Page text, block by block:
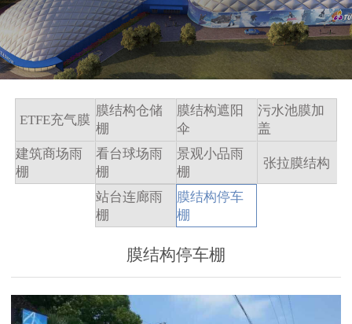
ETFE充气膜
膜结构仓储
棚
膜结构遮阳
伞
污水池膜加
盖
建筑商场雨
棚
看台球场雨
棚
景观小品雨
棚
张拉膜结构
站台连廊雨
棚
膜结构停车
棚
膜结构停车棚